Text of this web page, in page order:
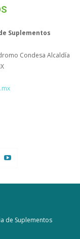
Suplementos
Condesa Alcaldía
de Suplementos